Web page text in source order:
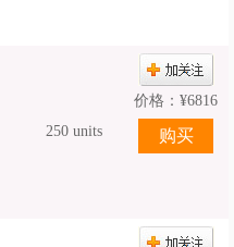
250 units
价格： ¥6816